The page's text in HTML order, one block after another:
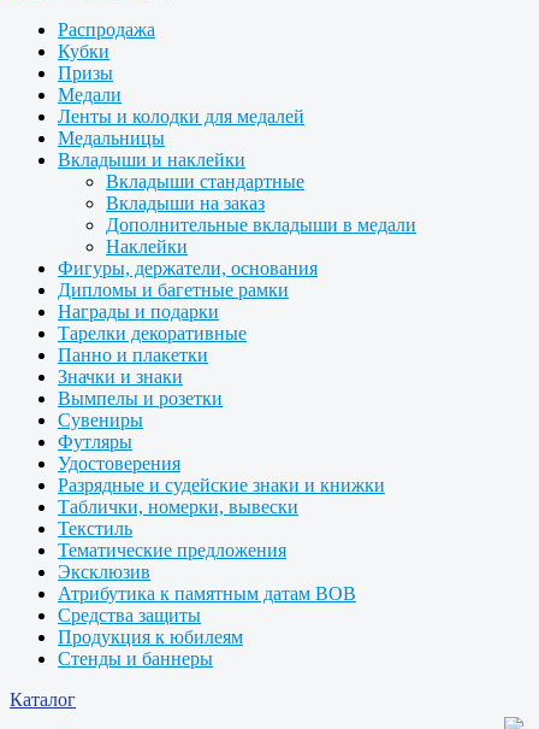
Распродажа
Кубки
Призы
Медали
Ленты и колодки для медалей
Медальницы
Вкладыши и наклейки
Вкладыши стандартные
Вкладыши на заказ
Дополнительные вкладыши в медали
Наклейки
Фигуры, держатели, основания
Дипломы и багетные рамки
Награды и подарки
Тарелки декоративные
Панно и плакетки
Значки и знаки
Вымпелы и розетки
Сувениры
Футляры
Удостоверения
Разрядные и судейские знаки и книжки
Таблички, номерки, вывески
Текстиль
Тематические предложения
Эксклюзив
Атрибутика к памятным датам ВОВ
Средства защиты
Продукция к юбилеям
Стенды и баннеры
Каталог